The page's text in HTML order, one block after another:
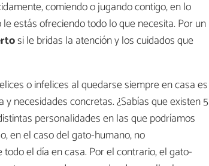
comiendo o jugando contigo, en lo
estás ofreciendo todo lo que necesita. Por un
si le bridas la atención y los cuidados que
o infelices al quedarse siempre en casa es
necesidades concretas. ¿Sabías que existen 5
personalidades en las que podríamos
en el caso del gato-humano, no
el día en casa. Por el contrario, el gato-